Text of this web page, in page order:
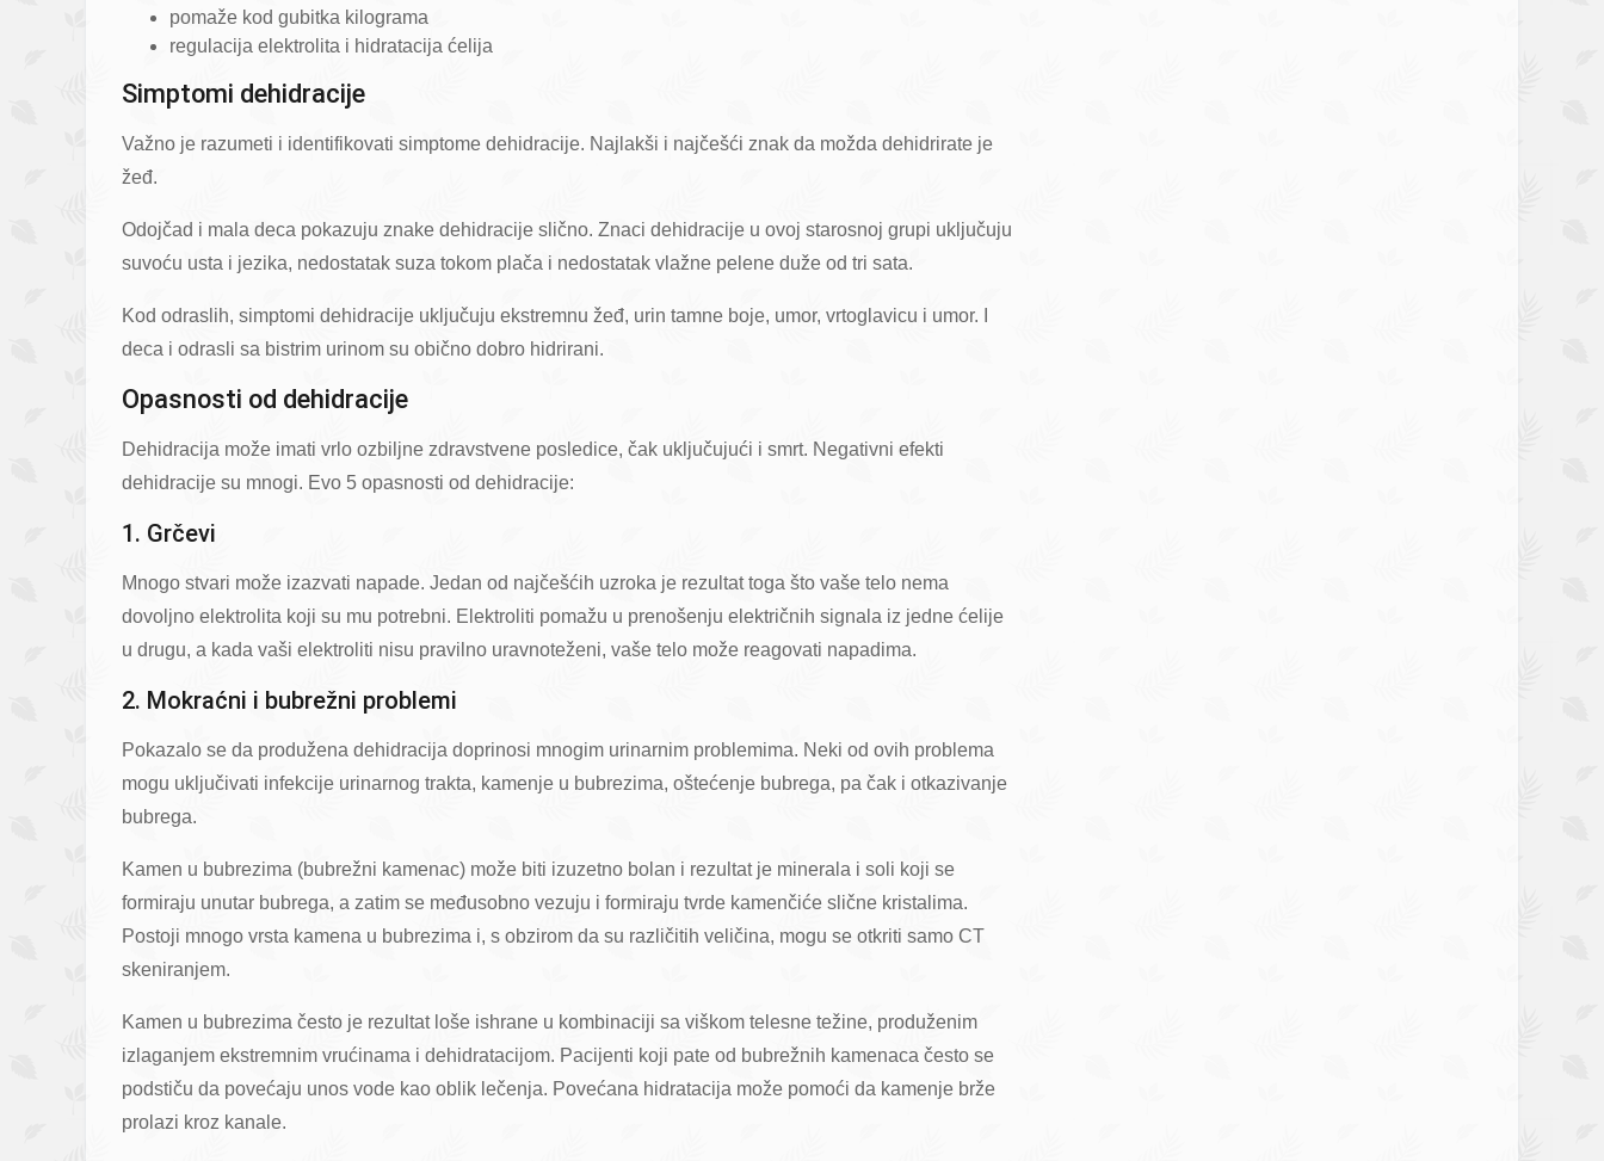
pomaže kod gubitka kilograma
regulacija elektrolita i hidratacija ćelija
Simptomi dehidracije
Važno je razumeti i identifikovati simptome dehidracije. Najlakši i najčešći znak da možda dehidrirate je
žeđ.
Odojčad i mala deca pokazuju znake dehidracije slično. Znaci dehidracije u ovoj starosnoj grupi uključuju
suvoću usta i jezika, nedostatak suza tokom plača i nedostatak vlažne pelene duže od tri sata.
Kod odraslih, simptomi dehidracije uključuju ekstremnu žeđ, urin tamne boje, umor, vrtoglavicu i umor. I
deca i odrasli sa bistrim urinom su obično dobro hidrirani.
Opasnosti od dehidracije
Dehidracija može imati vrlo ozbiljne zdravstvene posledice, čak uključujući i smrt. Negativni efekti
dehidracije su mnogi. Evo 5 opasnosti od dehidracije:
1. Grčevi
Mnogo stvari može izazvati napade. Jedan od najčešćih uzroka je rezultat toga što vaše telo nema
dovoljno elektrolita koji su mu potrebni. Elektroliti pomažu u prenošenju električnih signala iz jedne ćelije
u drugu, a kada vaši elektroliti nisu pravilno uravnoteženi, vaše telo može reagovati napadima.
2. Mokraćni i bubrežni problemi
Pokazalo se da produžena dehidracija doprinosi mnogim urinarnim problemima. Neki od ovih problema
mogu uključivati infekcije urinarnog trakta, kamenje u bubrezima, oštećenje bubrega, pa čak i otkazivanje
bubrega.
Kamen u bubrezima (bubrežni kamenac) može biti izuzetno bolan i rezultat je minerala i soli koji se
formiraju unutar bubrega, a zatim se međusobno vezuju i formiraju tvrde kamenčiće slične kristalima.
Postoji mnogo vrsta kamena u bubrezima i, s obzirom da su različitih veličina, mogu se otkriti samo CT
skeniranjem.
Kamen u bubrezima često je rezultat loše ishrane u kombinaciji sa viškom telesne težine, produženim
izlaganjem ekstremnim vrućinama i dehidratacijom. Pacijenti koji pate od bubrežnih kamenaca često se
podstiču da povećaju unos vode kao oblik lečenja. Povećana hidratacija može pomoći da kamenje brže
prolazi kroz kanale.